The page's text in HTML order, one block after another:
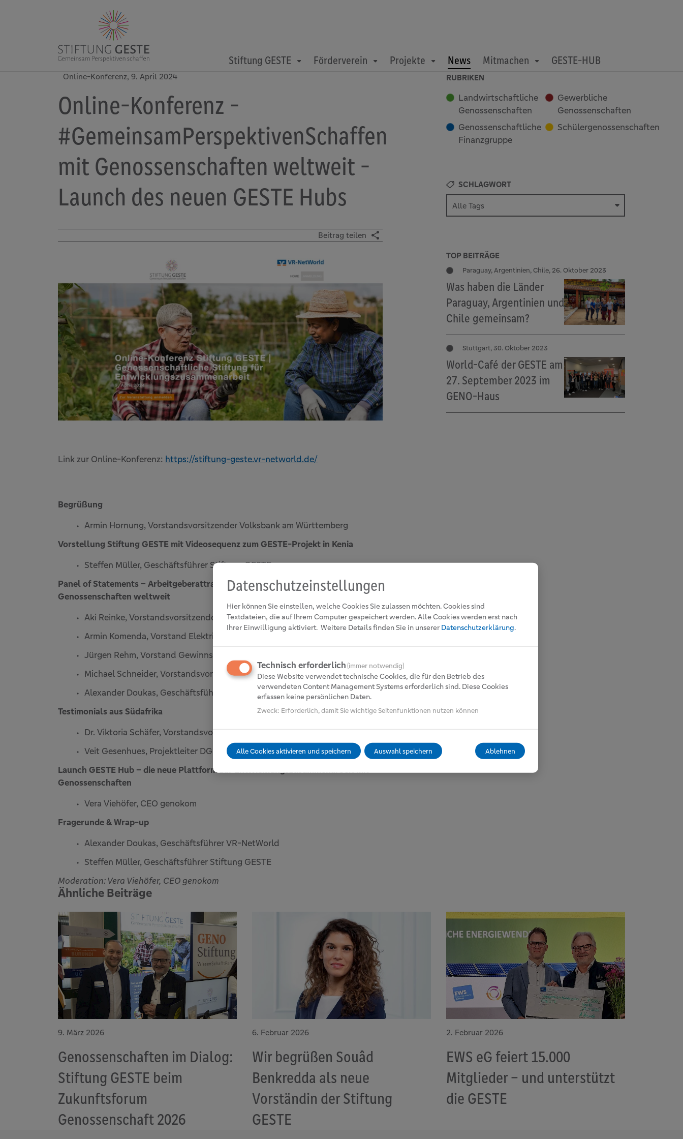
Stiftung GESTE Förderverein Projekte News Mitmachen GESTE-HUB
Online-Konferenz, 9. April 2024
Online-Konferenz -
#GemeinsamPerspektivenSchaffen
mit Genossenschaften weltweit -
Launch des neuen GESTE Hubs
Beitrag teilen
Link zur Online-Konferenz: https://stiftung-geste.vr-networld.de/
Begrüßung
Armin Hornung, Vorstandsvorsitzender Volksbank am Württemberg
Vorstellung Stiftung GESTE mit Videosequenz zum GESTE-Projekt in Kenia
Steffen Müller, Geschäftsführer Stiftung GESTE
Panel of Statements – Arbeitgeberattraktivität und Nachhaltigkeit mit
Genossenschaften weltweit
Aki Reinke, Vorstandsvorsitzender Union Investment
Armin Komenda, Vorstand Elektrizitätswerke Schönau
Jürgen Rehm, Vorstand Gewinnsparverein Baden-Württemberg
Michael Schneider, Vorstandsvorsitzender Ihre Volksbank
Alexander Doukas, Geschäftsführer VR-NetWorld
Testimonials aus Südafrika
Dr. Viktoria Schäfer, Vorstandsvorsitzende ADG SCIENTIFIC
Veit Gesenhues, Projektleiter DGRV
Launch GESTE Hub – die neue Plattform zur Entwicklungszusammenarbeit mit
Genossenschaften
Vera Viehöfer, CEO genokom
Fragerunde & Wrap-up
Alexander Doukas, Geschäftsführer VR-NetWorld
Steffen Müller, Geschäftsführer Stiftung GESTE
Moderation: Vera Viehöfer, CEO genokom
RUBRIKEN
Landwirtschaftliche
Genossenschaften
Gewerbliche
Genossenschaften
Genossenschaftliche
Finanzgruppe
Schülergenossenschaften
SCHLAGWORT
Alle Tags
TOP BEITRÄGE
Paraguay, Argentinien, Chile, 26. Oktober 2023
Was haben die Länder
Paraguay, Argentinien und
Chile gemeinsam?
Stuttgart, 30. Oktober 2023
World-Café der GESTE am
27. September 2023 im
GENO-Haus
Ähnliche Beiträge
9. März 2026
Genossenschaften im Dialog:
Stiftung GESTE beim
Zukunftsforum
Genossenschaft 2026
6. Februar 2026
Wir begrüßen Souâd
Benkredda als neue
Vorständin der Stiftung
GESTE
2. Februar 2026
EWS eG feiert 15.000
Mitglieder – und unterstützt
die GESTE
Datenschutzeinstellungen
Hier können Sie einstellen, welche Cookies Sie zulassen möchten. Cookies sind
Textdateien, die auf Ihrem Computer gespeichert werden. Alle Cookies werden erst nach
Ihrer Einwilligung aktiviert. Weitere Details finden Sie in unserer Datenschutzerklärung.
Technisch erforderlich(immer notwendig)
Diese Website verwendet technische Cookies, die für den Betrieb des
verwendeten Content Management Systems erforderlich sind. Diese Cookies
erfassen keine persönlichen Daten.
Zweck: Erforderlich, damit Sie wichtige Seitenfunktionen nutzen können
Alle Cookies aktivieren und speichern Auswahl speichern Ablehnen